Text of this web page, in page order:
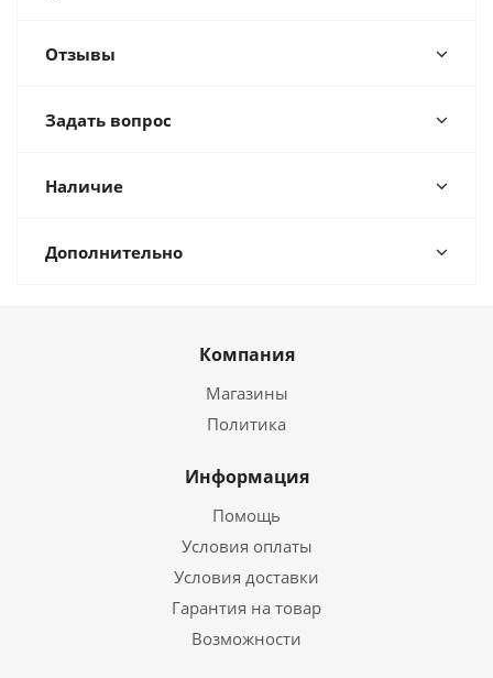
Отзывы
Задать вопрос
Наличие
Дополнительно
Компания
Магазины
Политика
Информация
Помощь
Условия оплаты
Условия доставки
Гарантия на товар
Возможности